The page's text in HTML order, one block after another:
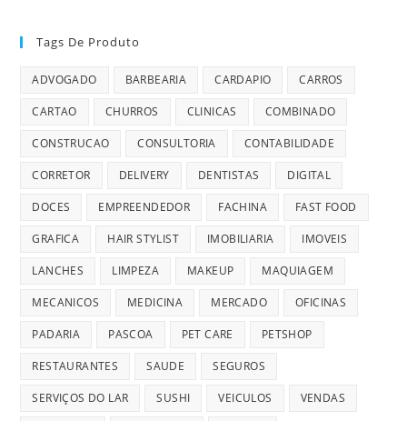
Tags De Produto
ADVOGADO BARBEARIA CARDAPIO CARROS
CARTAO CHURROS CLINICAS COMBINADO
CONSTRUCAO CONSULTORIA CONTABILIDADE
CORRETOR DELIVERY DENTISTAS DIGITAL
DOCES EMPREENDEDOR FACHINA FAST FOOD
GRAFICA HAIR STYLIST IMOBILIARIA IMOVEIS
LANCHES LIMPEZA MAKEUP MAQUIAGEM
MECANICOS MEDICINA MERCADO OFICINAS
PADARIA PASCOA PET CARE PETSHOP
RESTAURANTES SAUDE SEGUROS
SERVIÇOS DO LAR SUSHI VEICULOS VENDAS